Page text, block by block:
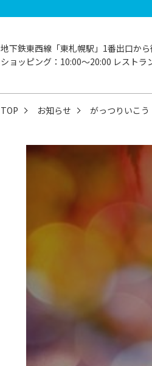
地下鉄東西線「東札幌駅」1番出口か
ショッピング：10:00〜20:00 レストラ
TOP お知らせ がっつりいこ